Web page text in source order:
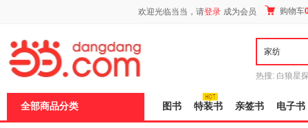
欢迎光临当当，请登录 成为会员 购物车
热搜: 白狼星
全部商品分类 图书 特装书 亲签书 电子书
页